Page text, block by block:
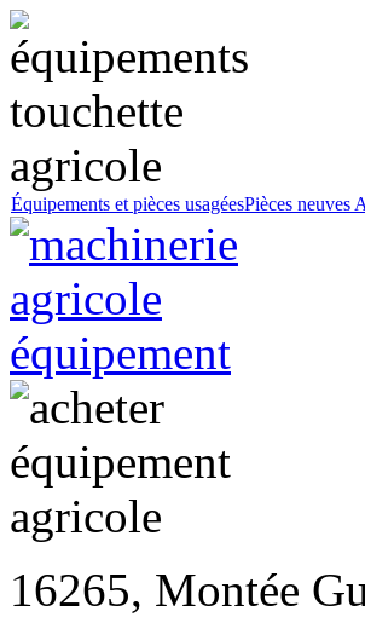
Équipements et pièces usagéesPièces neuves
16265, Montée